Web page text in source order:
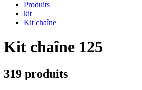
Produits
kit
Kit chaîne
Kit chaîne 125
319 produits